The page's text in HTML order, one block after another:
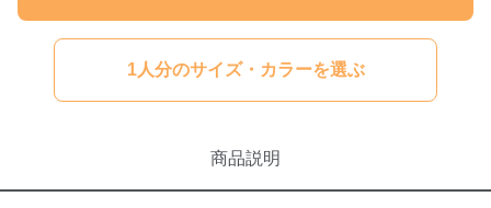
1人分のサイズ・カラーを選ぶ
商品説明